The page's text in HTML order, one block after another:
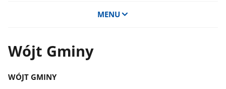
MENU
Wójt Gminy
WÓJT GMINY